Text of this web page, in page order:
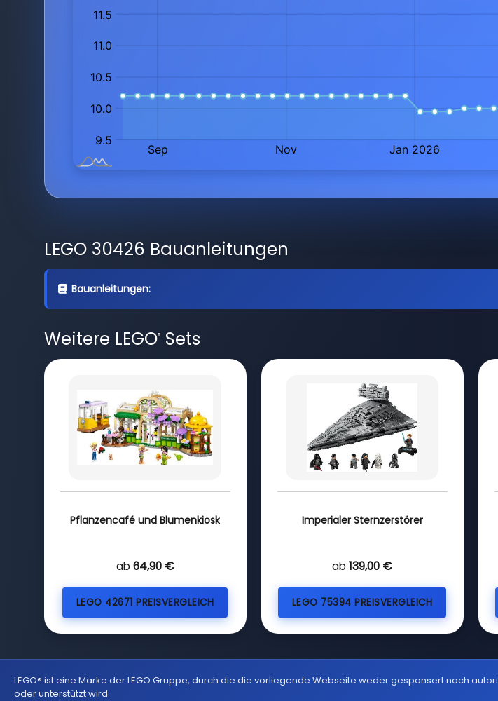
LEGO 30426 Bauanleitungen
Bauanleitungen:
Weitere LEGO®Sets
Pflanzencafé und Blumenkiosk
ab 64,90 €
LEGO 42671 PREISVERGLEICH
Imperialer Sternzerstörer
ab 139,00 €
LEGO 75394 PREISVERGLEICH
LEGO® ist eine Marke der LEGO Gruppe, durch die die vorliegende Webseite weder gesponsert noch
oder unterstützt wird.